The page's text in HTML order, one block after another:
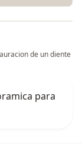
de un diente
para